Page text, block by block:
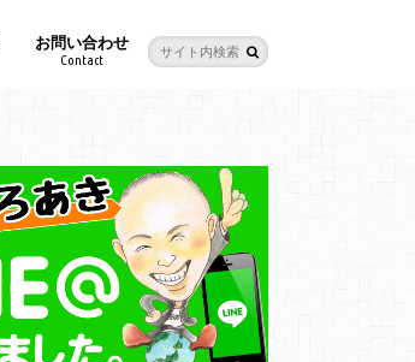
お問い合わせ
Contact